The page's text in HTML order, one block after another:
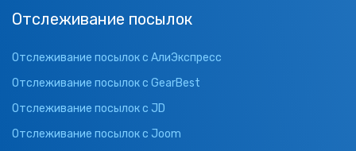
Отслеживание посылок
Отслеживание посылок с АлиЭкспресс
Отслеживание посылок с GearBest
Отслеживание посылок с JD
Отслеживание посылок с Joom